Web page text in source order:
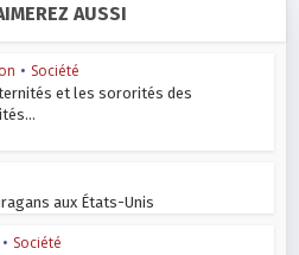
AUSSI
• Société
et les sororités des
aux États-Unis
• Société